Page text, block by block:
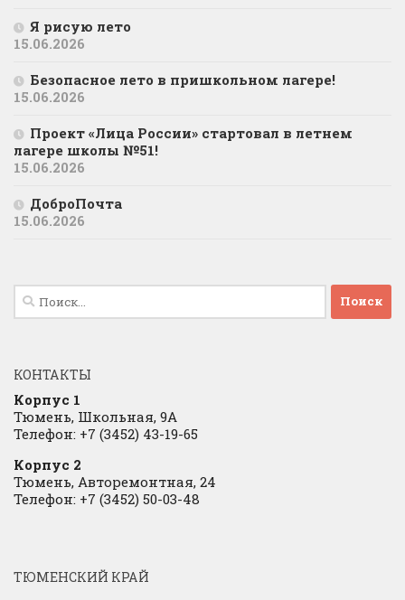
Я рисую лето
15.06.2026
Безопасное лето в пришкольном лагере!
15.06.2026
Проект «Лица России» стартовал в летнем
лагере школы №51!
15.06.2026
ДоброПочта
15.06.2026
Найти:
КОНТАКТЫ
Корпус 1
Тюмень, Школьная, 9А
Телефон: +7 (3452) 43-19-65
Корпус 2
Тюмень, Авторемонтная, 24
Телефон: +7 (3452) 50-03-48
ТЮМЕНСКИЙ КРАЙ